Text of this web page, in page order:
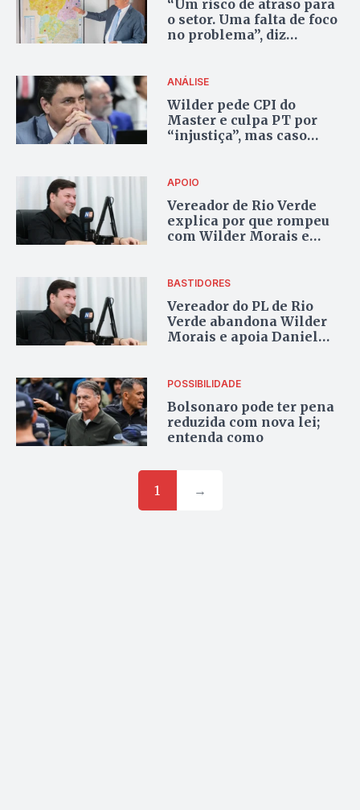
“Um risco de atraso para
o setor. Uma falta de foco
no problema”, diz
que regula as terras raras
ANÁLISE
Wilder pede CPI do
Master e culpa PT por
“injustiça”, mas caso
APOIO
Vereador de Rio Verde
explica por que rompeu
com Wilder Morais e
BASTIDORES
Vereador do PL de Rio
Verde abandona Wilder
Morais e apoia Daniel
POSSIBILIDADE
Bolsonaro pode ter pena
reduzida com nova lei;
entenda como
1 →